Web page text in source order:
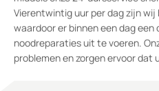
Vierentwintig uur per dag zijn
waardoor er binnen een dag een
noodreparaties uit te voeren.
problemen en zorgen ervoor dat